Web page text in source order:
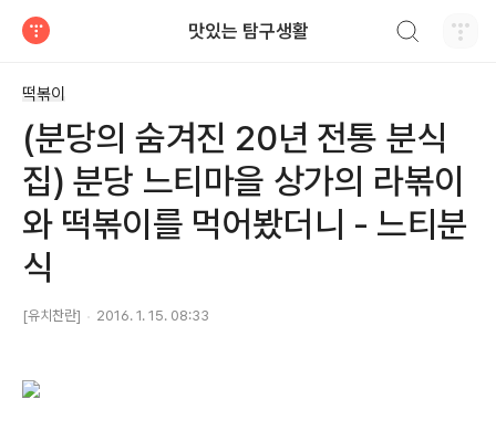
맛있는 탐구생활
떡볶이
(분당의 숨겨진 20년 전통 분식
집) 분당 느티마을 상가의 라볶이
와 떡볶이를 먹어봤더니 - 느티분
식
[유치찬란] 2016. 1. 15. 08:33